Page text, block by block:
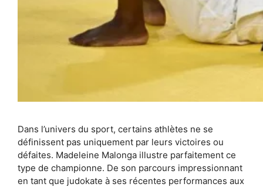
Dans l’univers du sport, certains athlètes ne se
définissent pas uniquement par leurs victoires ou
défaites. Madeleine Malonga illustre parfaitement ce
type de championne. De son parcours impressionnant
en tant que judokate à ses récentes performances aux